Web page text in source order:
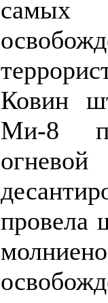
самых
Ковин
Ми-8
провела